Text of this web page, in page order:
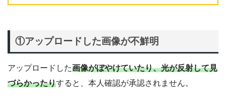
①アップロードした画像が不鮮明
アップロードした画像がぼやけていたり、光が反射して見
づらかったりすると、本人確認が承認されません。